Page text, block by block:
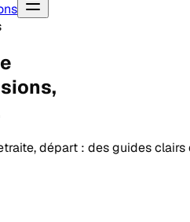
,
départ : des guides